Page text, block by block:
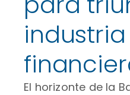
industria
El horizonte de la